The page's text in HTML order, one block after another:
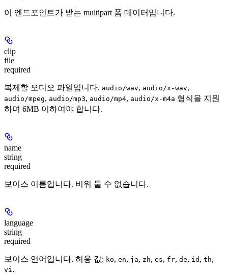
이 엔드포인트가 받는 multipart 폼 데이터입니다.
clip
file
required
복제할 오디오 파일입니다. audio/wav, audio/x-wav,
audio/mpeg, audio/mp3, audio/mp4, audio/x-m4a 형식을 지원
하며 6MB 이하여야 합니다.
name
string
required
보이스 이름입니다. 비워 둘 수 없습니다.
language
string
required
보이스 언어입니다. 허용 값: ko, en, ja, zh, es, fr, de, id , th,
vi .